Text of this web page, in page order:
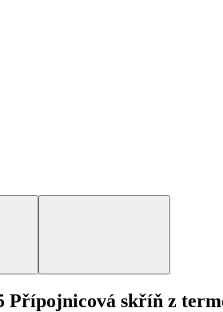
Přípojnicová skříň z